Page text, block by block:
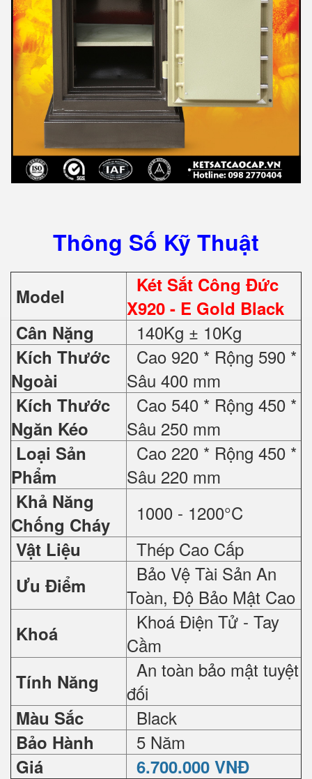
Thông Số Kỹ Thuật
Model
Két Sắt Công Đức
X920 - E Gold Black
Cân Nặng
140Kg ± 10Kg
Kích Thước
Ngoài
Cao 920 * Rộng 590 *
Sâu 400 mm
Kích Thước
Ngăn Kéo
Cao 540 * Rộng 450 *
Sâu 250 mm
Loại Sản
Phẩm
Cao 220 * Rộng 450 *
Sâu 220 mm
Khả Năng
Chống Cháy
1000 - 1200°C
Vật Liệu Thép Cao Cấp
Ưu Điểm
Bảo Vệ Tài Sản An
Toàn, Độ Bảo Mật Cao
Khoá
Khoá Điện Tử - Tay
Cầm
Tính Năng
An toàn bảo mật tuyệt
đối
Màu Sắc Black
Bảo Hành 5 Năm
Giá 6.700.000 VNĐ